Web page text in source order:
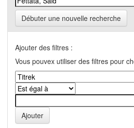
Débuter une nouvelle recherche
Ajouter des filtres :
Vous pouvex utiliser des filtres pour